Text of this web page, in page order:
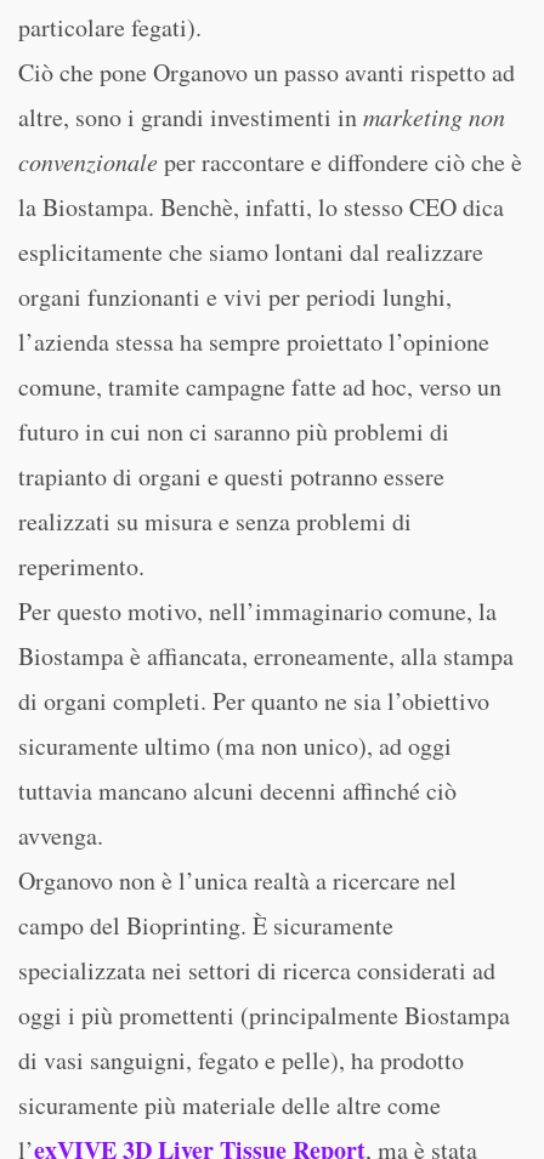
particolare fegati).
Ciò che pone Organovo un passo avanti rispetto ad
altre, sono i grandi investimenti inmarketing non
convenzionaleper raccontare e diffondere ciò che è
la Biostampa. Benchè, infatti, lo stesso CEO dica
esplicitamente che siamo lontani dal realizzare
organi funzionanti e vivi per periodi lunghi,
l’azienda stessa ha sempre proiettato l’opinione
comune, tramite campagne fatte ad hoc, verso un
futuro in cui non ci saranno più problemi di
trapianto di organi e questi potranno essere
realizzati su misura e senza problemi di
reperimento.
Per questo motivo, nell’immaginario comune, la
Biostampa è affiancata, erroneamente, alla stampa
di organi completi. Per quanto ne sia l’obiettivo
sicuramente ultimo (ma non unico), ad oggi
tuttavia mancano alcuni decenni affinché ciò
avvenga.
Organovo non è l’unica realtà a ricercare nel
campo del Bioprinting. È sicuramente
specializzata nei settori di ricerca considerati ad
oggi i più promettenti (principalmente Biostampa
di vasi sanguigni, fegato e pelle), ha prodotto
sicuramente più materiale delle altre come
l’exVIVE 3D Liver Tissue Report, ma è stata